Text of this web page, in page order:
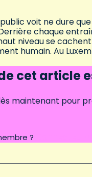
voit ne dure
chaque
niveau se
humain. Au
cet article
maintenant pour
?